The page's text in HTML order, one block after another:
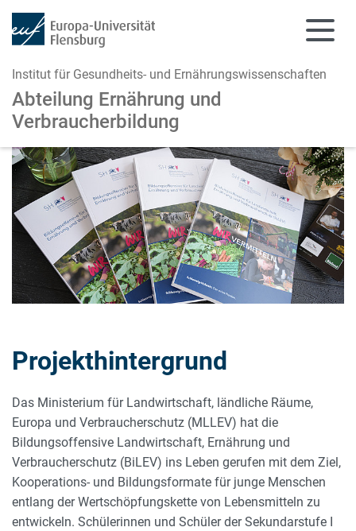
Zum Hauptinhalt springen
Zur Navigation springen
Institut für Gesundheits- und Ernährungswissenschaften
Abteilung Ernährung und
Verbraucherbildung
Projekthintergrund
Das Ministerium für Landwirtschaft, ländliche Räume,
Europa und Verbraucherschutz (MLLEV) hat die
Bildungsoffensive Landwirtschaft, Ernährung und
Verbraucherschutz (BiLEV) ins Leben gerufen mit dem Ziel,
Kooperations- und Bildungsformate für junge Menschen
entlang der Wertschöpfungskette von Lebensmitteln zu
entwickeln. Schülerinnen und Schüler der Sekundarstufe I